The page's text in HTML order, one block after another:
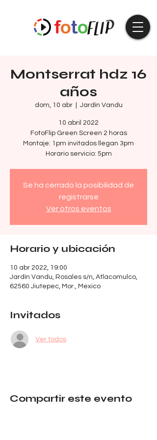
Montserrat hdz 16
años
dom, 10 abr
  |
Jardín Vandu
10 abril 2022
FotoFlip Green Screen 2 horas
Montaje: 1pm invitados llegan 3pm
Se ha cerrado la posibilidad de
registrarse
Ver otros eventos
Horario y ubicación
10 abr 2022, 19:00
Jardín Vandu, Rosales s/n, Atlacomulco,
62560 Jiutepec, Mor., Mexico
Invitados
Ver todos
Compartir este evento